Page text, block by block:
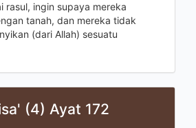
rasul, ingin supaya mereka
tanah, dan mereka tidak
(dari Allah) sesuatu
(4) Ayat 172